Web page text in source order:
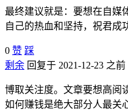
最终建议就是：要想在自媒
自己的热血和坚持，祝君成
0 赞 踩
剩余 回复于 2021-12-23 之前
博取关注度。文章要想高阅
如何赚钱是绝大部分人最关